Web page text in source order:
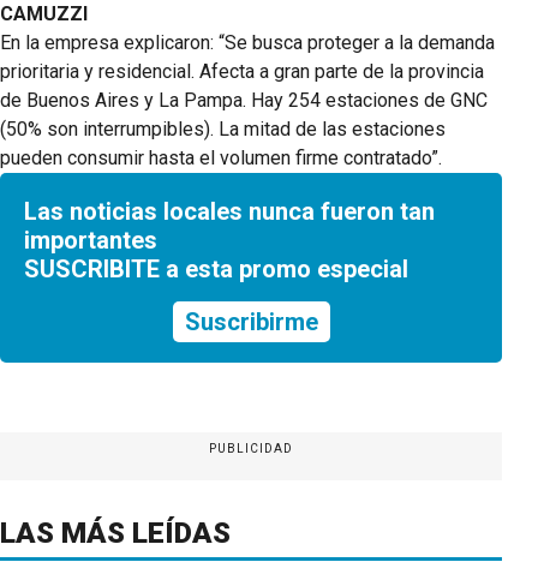
CAMUZZI
En la empresa explicaron: “Se busca proteger a la demanda
prioritaria y residencial. Afecta a gran parte de la provincia
de Buenos Aires y La Pampa. Hay 254 estaciones de GNC
(50% son interrumpibles). La mitad de las estaciones
pueden consumir hasta el volumen firme contratado”.
Las noticias locales nunca fueron tan
importantes
SUSCRIBITE a esta promo especial
Suscribirme
PUBLICIDAD
LAS MÁS LEÍDAS